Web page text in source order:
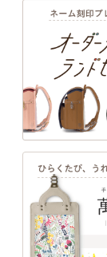
も実現したハ